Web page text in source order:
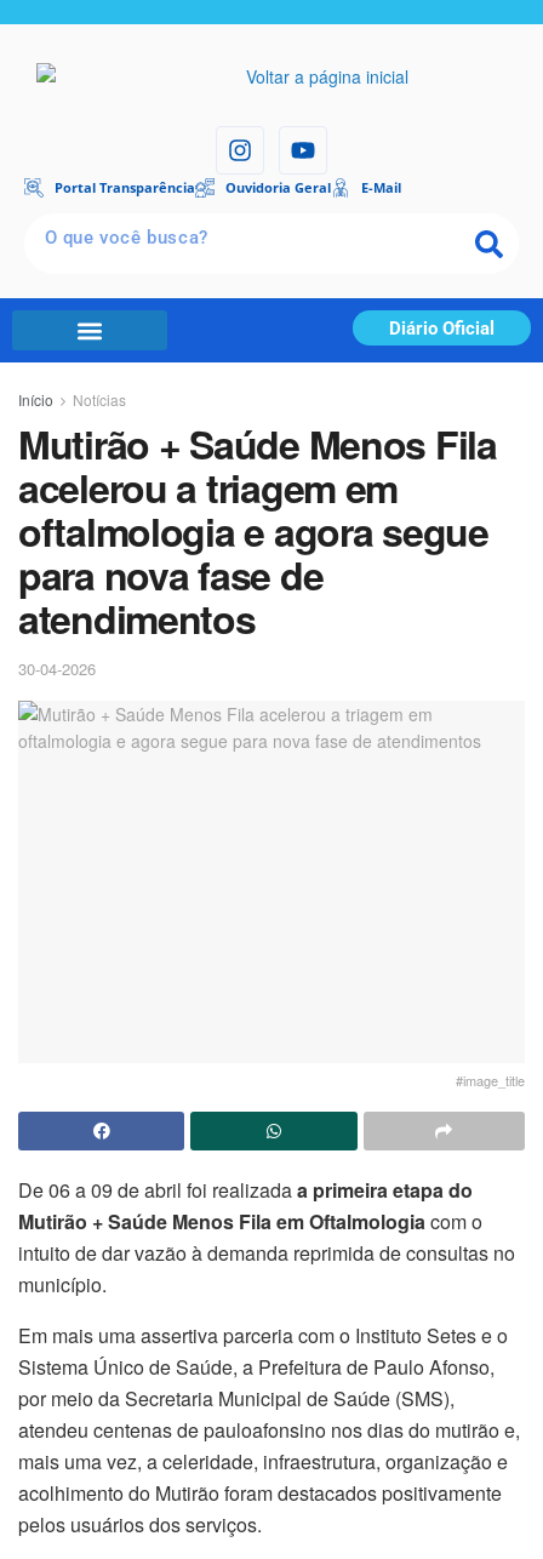
Portal Transparência Ouvidoria Geral E-Mail
Diário Oficial
Início Notícias
Mutirão + Saúde Menos Fila
acelerou a triagem em
oftalmologia e agora segue
para nova fase de
atendimentos
30-04-2026
#image_title
De 06 a 09 de abril foi realizadaa primeira etapa do
Mutirão + Saúde Menos Fila em Oftalmologiacom o
intuito de dar vazão à demanda reprimida de consultas no
município.
Em mais uma assertiva parceria com o Instituto Setes e o
Sistema Único de Saúde, a Prefeitura de Paulo Afonso,
por meio da Secretaria Municipal de Saúde (SMS),
atendeu centenas de pauloafonsino nos dias do mutirão e,
mais uma vez, a celeridade, infraestrutura, organização e
acolhimento do Mutirão foram destacados positivamente
pelos usuários dos serviços.